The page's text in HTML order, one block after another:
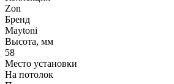
Zon
Бренд
Maytoni
Высота, мм
58
Место установки
На потолок